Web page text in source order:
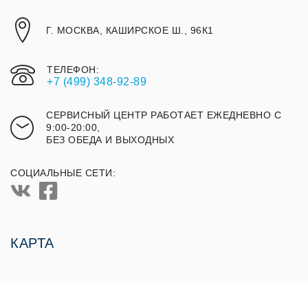
Г. МОСКВА, КАШИРСКОЕ Ш., 96К1
ТЕЛЕФОН:
+7 (499) 348-92-89
СЕРВИСНЫЙ ЦЕНТР РАБОТАЕТ ЕЖЕДНЕВНО С
9:00-20:00,
БЕЗ ОБЕДА И ВЫХОДНЫХ
СОЦИАЛЬНЫЕ СЕТИ:
КАРТА